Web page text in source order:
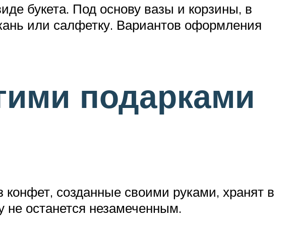
букета. Под основу вазы и корзины, в
или салфетку. Вариантов оформления
подарками
созданные своими руками, хранят в
не останется незамеченным.